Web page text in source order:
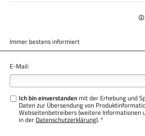
Immer bestens informiert
E-Mail:
Ich bin einverstanden mit der Erhebung und
Daten zur Übersendung von
Webseitenbetreibers (weitere Informationen
in der Datenschutzerklärung). *